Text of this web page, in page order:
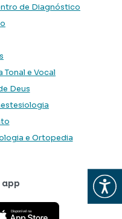
Abrir
de Diagnóstico
Tonal e Vocal
Deus
e Ortopedia
Play Store
o aplicativo na App Store